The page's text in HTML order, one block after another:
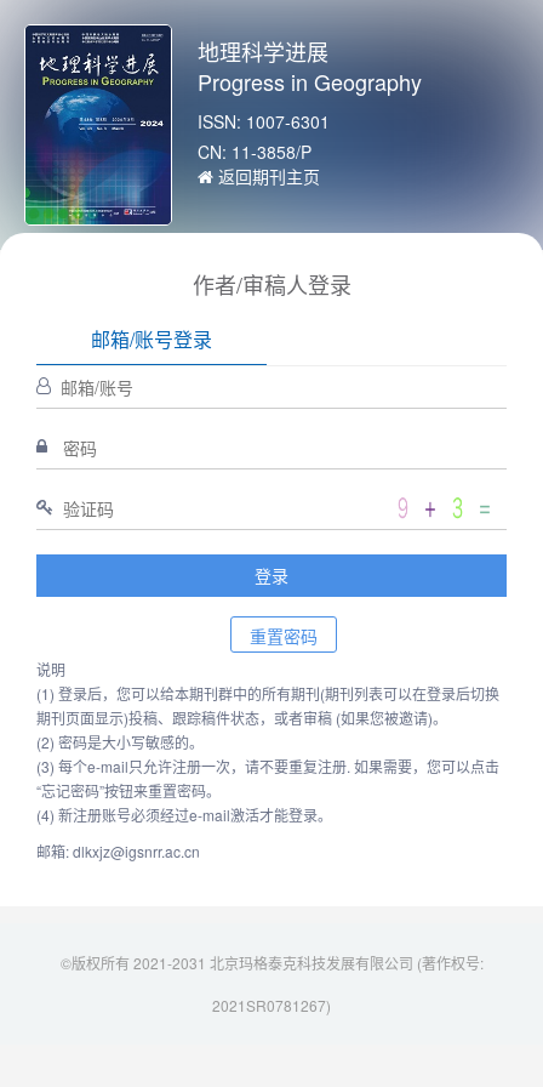
地理科学进展
Progress in Geography
ISSN: 1007-6301
CN: 11-3858/P
返回期刊主页
作者/审稿人登录
邮箱/账号登录
说明
(1) 登录后，您可以给本期刊群中的所有期刊(期刊列表可以在登录后切换
期刊页面显示)投稿、跟踪稿件状态，或者审稿 (如果您被邀请)。
(2) 密码是大小写敏感的。
(3) 每个e-mail只允许注册一次，请不要重复注册. 如果需要，您可以点击
“忘记密码”按钮来重置密码。
(4) 新注册账号必须经过e-mail激活才能登录。
邮箱: dlkxjz@igsnrr.ac.cn
©版权所有 2021-2031 北京玛格泰克科技发展有限公司 (著作权号:
2021SR0781267)